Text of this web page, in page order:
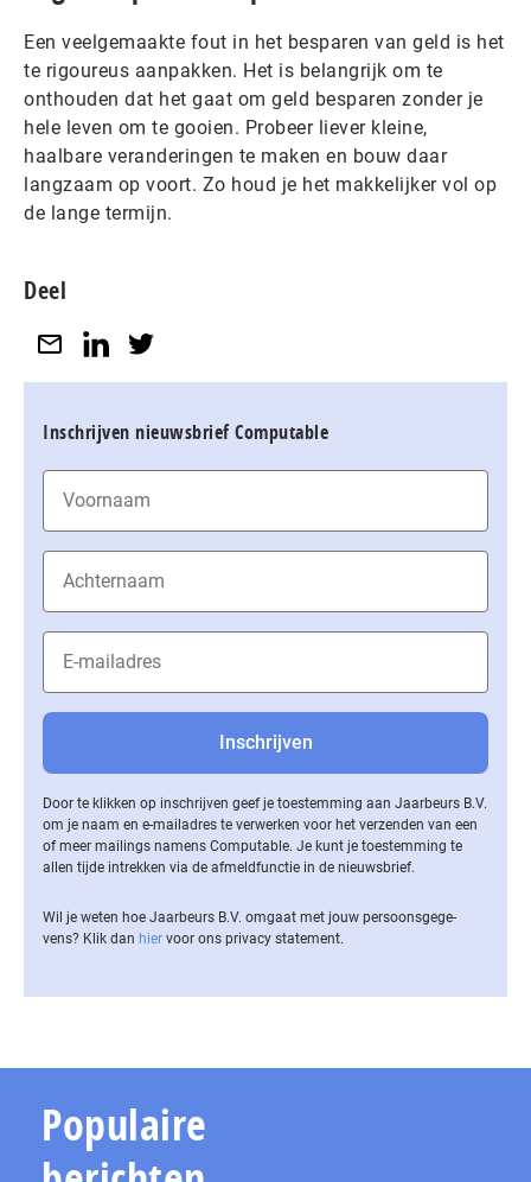
Een veelgemaakte fout in het besparen van geld is het
te rigoureus aanpakken. Het is belangrijk om te
onthouden dat het gaat om geld besparen zonder je
hele leven om te gooien. Probeer liever kleine,
haalbare veranderingen te maken en bouw daar
langzaam op voort. Zo houd je het makkelijker vol op
de lange termijn.
Deel
Inschrijven nieuwsbrief Computable
Door te klikken op inschrijven geef je toestemming aan Jaarbeurs B.V.
om je naam en e-mailadres te verwerken voor het verzenden van een
of meer mailings namens Computable. Je kunt je toestemming te
allen tijde intrekken via de af­meld­func­tie in de nieuwsbrief.
Wil je weten hoe Jaarbeurs B.V. omgaat met jouw per­soons­ge­ge­
vens? Klik dan hier voor ons privacy statement.
Populaire